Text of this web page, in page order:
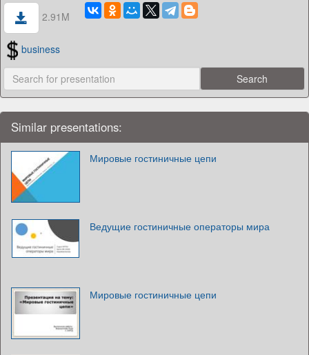
2.91M
business
Similar presentations:
Мировые гостиничные цепи
Ведущие гостиничные операторы мира
Мировые гостиничные цепи